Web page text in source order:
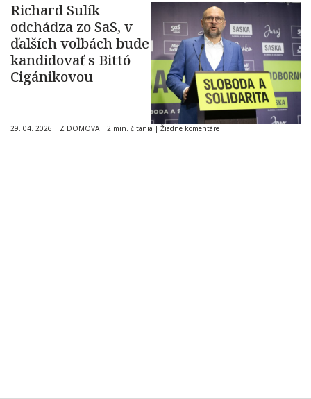
Richard Sulík
odchádza zo SaS, v
ďalších voľbách bude
kandidovať s Bittó
Cigánikovou
29. 04. 2026 | Z DOMOVA | 2 min. čítania | Žiadne komentáre